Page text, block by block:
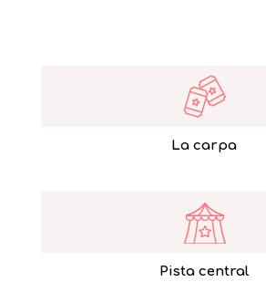
La carpa
Pista central